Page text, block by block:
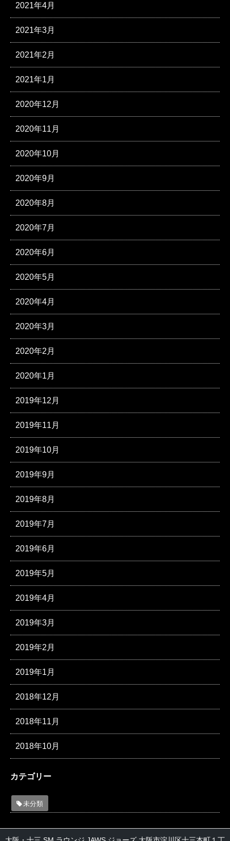
2021年4月
2021年3月
2021年2月
2021年1月
2020年12月
2020年11月
2020年10月
2020年9月
2020年8月
2020年7月
2020年6月
2020年5月
2020年4月
2020年3月
2020年2月
2020年1月
2019年12月
2019年11月
2019年10月
2019年9月
2019年8月
2019年7月
2019年6月
2019年5月
2019年4月
2019年3月
2019年2月
2019年1月
2018年12月
2018年11月
2018年10月
カテゴリー
未分類